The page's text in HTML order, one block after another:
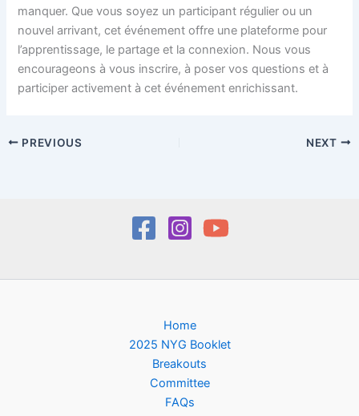
manquer. Que vous soyez un participant régulier ou un
nouvel arrivant, cet événement offre une plateforme pour
l’apprentissage, le partage et la connexion. Nous vous
encourageons à vous inscrire, à poser vos questions et à
participer activement à cet événement enrichissant.
PREVIOUS NEXT
Home
2025 NYG Booklet
Breakouts
Committee
FAQs